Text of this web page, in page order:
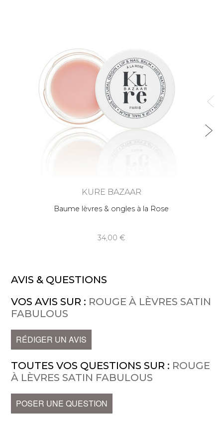
KURE BAZAAR
Baume lèvres & ongles à la Rose
34,00
AVIS & QUESTIONS
VOS AVIS SUR : ROUGE À LÈVRES SATIN
FABULOUS
RÉDIGER UN AVIS
TOUTES VOS QUESTIONS SUR : ROUGE
À LÈVRES SATIN FABULOUS
POSER UNE QUESTION